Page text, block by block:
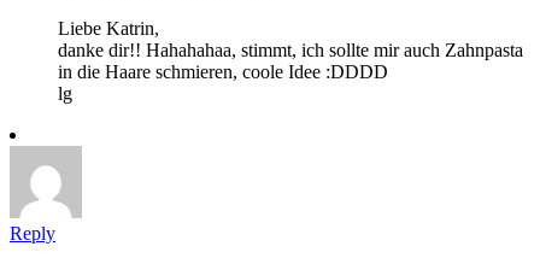
Liebe Katrin,
danke dir!! Hahahahaa, stimmt, ich sollte mir auch Zahnpasta
in die Haare schmieren, coole Idee :DDDD
lg
Reply